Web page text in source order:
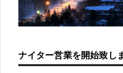
ナイター営業を開始致し